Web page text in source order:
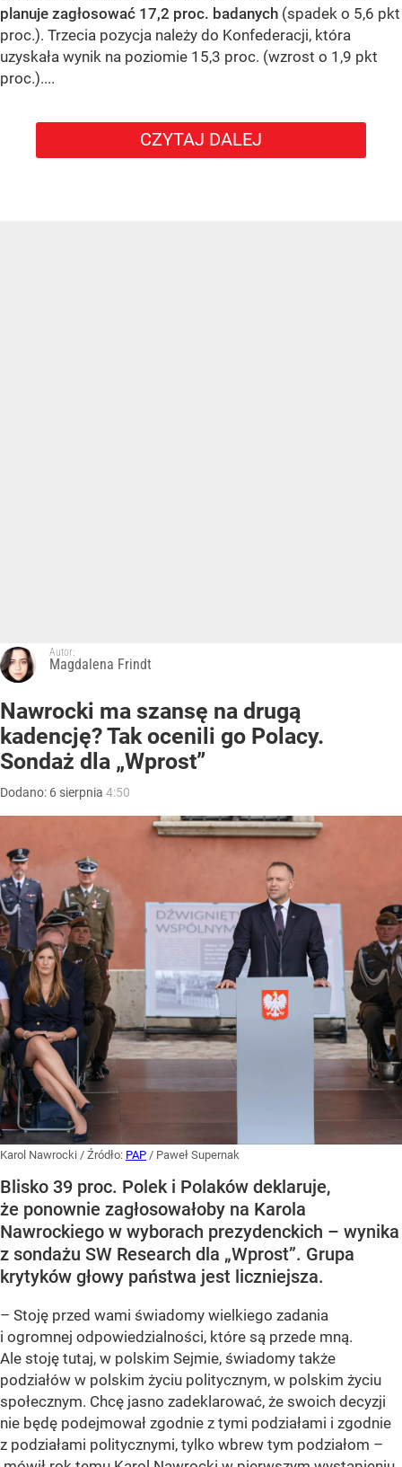
planuje zagłosować 17,2 proc. badanych (spadek o 5,6 pkt
proc.). Trzecia pozycja należy do Konfederacji, która
uzyskała wynik na poziomie 15,3 proc. (wzrost o 1,9 pkt
proc.)....
CZYTAJ DALEJ
Autor:
Magdalena Frindt
Nawrocki ma szansę na drugą
kadencję? Tak ocenili go Polacy.
Sondaż dla „Wprost”
Dodano: 6 sierpnia 4:50
Karol Nawrocki / Źródło: PAP / Paweł Supernak
Blisko 39 proc. Polek i Polaków deklaruje,
że ponownie zagłosowałoby na Karola
Nawrockiego w wyborach prezydenckich – wynika
z sondażu SW Research dla „Wprost”. Grupa
krytyków głowy państwa jest liczniejsza.
– Stoję przed wami świadomy wielkiego zadania
i ogromnej odpowiedzialności, które są przede mną.
Ale stoję tutaj, w polskim Sejmie, świadomy także
podziałów w polskim życiu politycznym, w polskim życiu
społecznym. Chcę jasno zadeklarować, że swoich decyzji
nie będę podejmował zgodnie z tymi podziałami i zgodnie
z podziałami politycznymi, tylko wbrew tym podziałom –